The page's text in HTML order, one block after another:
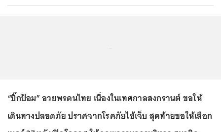
“บิ๊กป้อม” อวยพรคนไทย เนื่องในเทศกาลสงกรานต์ ขอให้
เดินทางปลอดภัย ปราศจากโรคภัยไข้เจ็บ สุดท้ายขอให้เลือก